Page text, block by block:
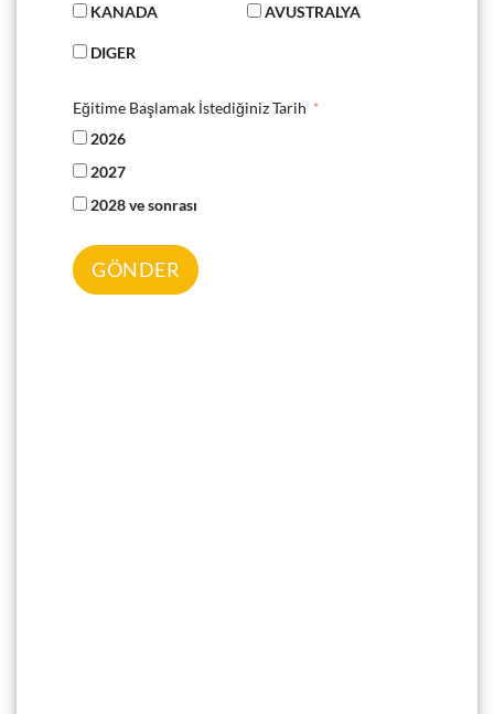
KANADA AVUSTRALYA
DIGER
Eğitime Başlamak İstediğiniz Tarih
2026
2027
2028 ve sonrası
GÖNDER